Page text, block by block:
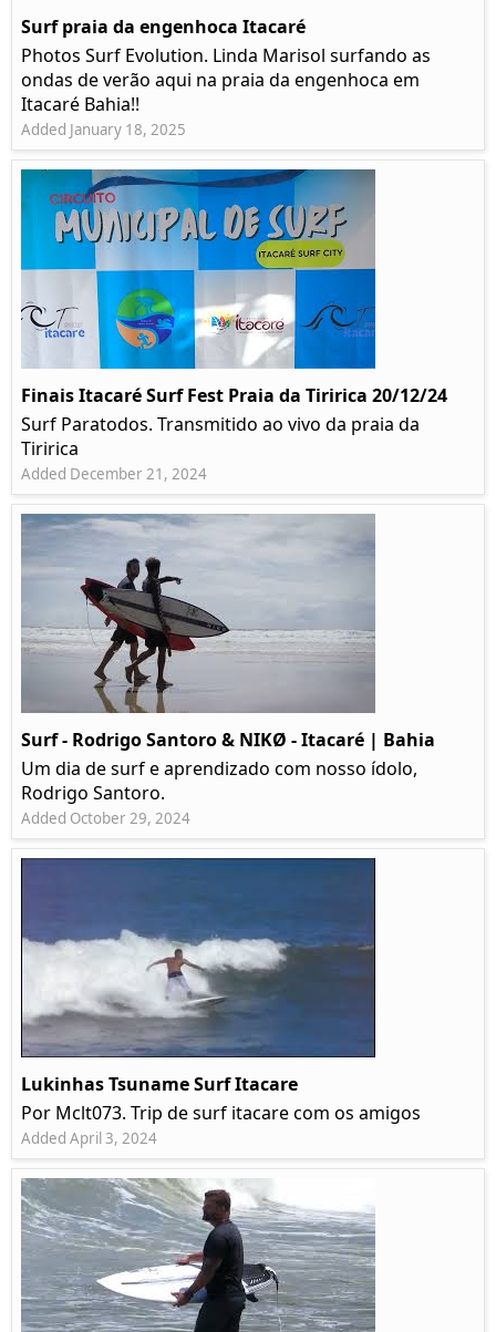
Surf praia da engenhoca Itacaré
Photos Surf Evolution. Linda Marisol surfando as
ondas de verão aqui na praia da engenhoca em
Itacaré Bahia!!
Added January 18, 2025
Finais Itacaré Surf Fest Praia da Tiririca 20/12/24
Surf Paratodos. Transmitido ao vivo da praia da
Tiririca
Added December 21, 2024
Surf - Rodrigo Santoro & NIKØ - Itacaré | Bahia
Um dia de surf e aprendizado com nosso ídolo,
Rodrigo Santoro.
Added October 29, 2024
Lukinhas Tsuname Surf Itacare
Por Mclt073. Trip de surf itacare com os amigos
Added April 3, 2024